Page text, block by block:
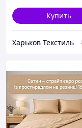
Купить
Харьков Текстиль